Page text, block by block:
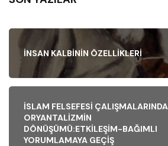
İNSAN KALBININ ÖZELLIKLERI
İSLAM FELSEFESI ÇALIŞMALARINDA
ORYANTALIZMIN
DÖNÜŞÜMÜ:ETKILEŞIM-BAĞIMLI
YORUMLAMAYA GEÇIŞ